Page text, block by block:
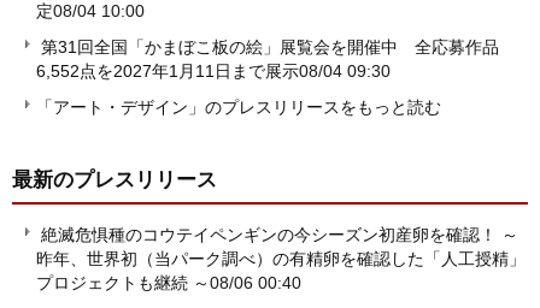
定08/04 10:00
第31回全国「かまぼこ板の絵」展覧会を開催中 全応募作品
6,552点を2027年1月11日まで展示08/04 09:30
「アート・デザイン」のプレスリリースをもっと読む
最新のプレスリリース
絶滅危惧種のコウテイペンギンの今シーズン初産卵を確認！ ～
昨年、世界初（当パーク調べ）の有精卵を確認した「人工授精」
プロジェクトも継続 ～08/06 00:40